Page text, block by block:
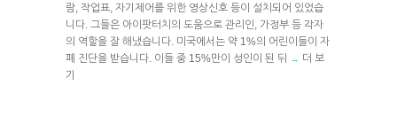
람, 작업표, 자기제어를 위한 영상신호 등이 설치되어 있었습
니다. 그들은 아이팟터치의 도움으로 관리인, 가정부 등 각자
의 역할을 잘 해냈습니다. 미국에서는 약 1%의 어린이들이 자
폐 진단을 받습니다. 이들 중 15%만이 성인이 된 뒤 → 더 보
기